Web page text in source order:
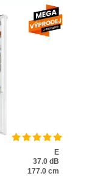
E
37.0 dB
177.0 cm